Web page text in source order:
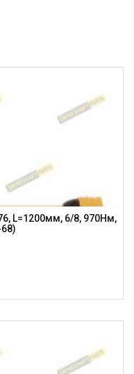
L=1200мм, 6/8, 970Нм,